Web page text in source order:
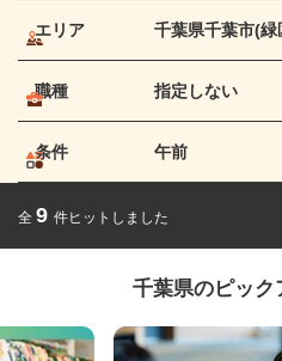
エリア 千葉県千葉市(緑
職種 指定しない
条件 午前
全 9 件ヒットしました
千葉県のピック